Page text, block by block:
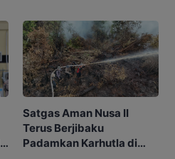
Satgas Aman Nusa II
Terus Berjibaku
Padamkan Karhutla di